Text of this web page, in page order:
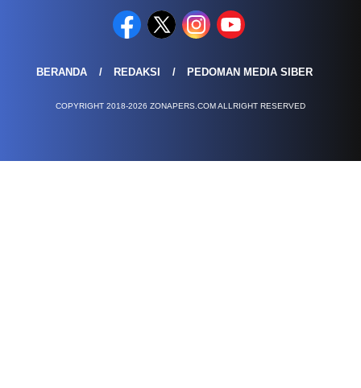
BERANDA REDAKSI PEDOMAN MEDIA SIBER
COPYRIGHT 2018-2026 ZONAPERS.COM ALLRIGHT RESERVED